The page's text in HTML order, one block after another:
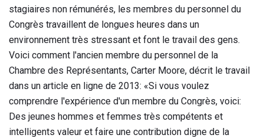
stagiaires non rémunérés, les membres du personnel du
Congrès travaillent de longues heures dans un
environnement très stressant et font le travail des gens.
Voici comment l'ancien membre du personnel de la
Chambre des Représentants, Carter Moore, décrit le travail
dans un article en ligne de 2013: «Si vous voulez
comprendre l'expérience d'un membre du Congrès, voici:
Des jeunes hommes et femmes très compétents et
intelligents valeur et faire une contribution digne de la